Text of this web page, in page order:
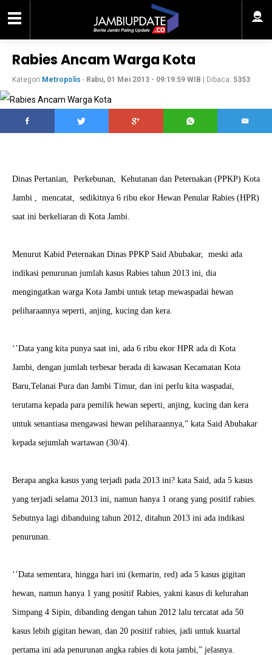
Rabies Ancam Warga Kota
Kategori Metropolis - Rabu, 01 Mei 2013 - 09:19:59 WIB | Dibaca: 5353
Dinas Pertanian, Perkebunan, Kehutanan dan Peternakan (PPKP) Kota
Jambi , mencatat, sedikitnya 6 ribu ekor Hewan Penular Rabies (HPR)
saat ini berkeliaran di Kota Jambi.
Menurut Kabid Peternakan Dinas PPKP Said Abubakar, meski ada
indikasi penurunan jumlah kasus Rabies tahun 2013 ini, dia
mengingatkan warga Kota Jambi untuk tetap mewaspadai hewan
peliharaannya seperti, anjing, kucing dan kera.
‘’Data yang kita punya saat ini, ada 6 ribu ekor HPR ada di Kota
Jambi, dengan jumlah terbesar berada di kawasan Kecamatan Kota
Baru,Telanai Pura dan Jambi Timur, dan ini perlu kita waspadai,
terutama kepada para pemilik hewan seperti, anjing, kucing dan kera
untuk senantiasa mengawasi hewan peliharaannya,” kata Said Abubakar
kepada sejumlah wartawan (30/4).
Berapa angka kasus yang terjadi pada 2013 ini? kata Said, ada 5 kasus
yang terjadi selama 2013 ini, namun hanya 1 orang yang positif rabies.
Sebutnya lagi dibanduing tahun 2012, ditahun 2013 ini ada indikasi
penurunan.
‘’Data sementara, hingga hari ini (kemarin, red) ada 5 kasus gigitan
hewan, namun hanya 1 yang positif Rabies, yakni kasus di kelurahan
Simpang 4 Sipin, dibanding dengan tahun 2012 lalu tercatat ada 50
kasus lebih gigitan hewan, dan 20 positif rabies, jadi untuk kuartal
pertama ini ada penurunan angka rabies di kota jambi,” jelasnya.